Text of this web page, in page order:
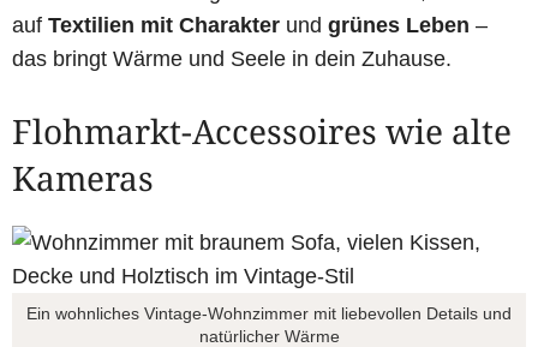
auf Textilien mit Charakter und grünes Leben –
das bringt Wärme und Seele in dein Zuhause.
Flohmarkt-Accessoires wie alte
Kameras
Ein wohnliches Vintage-Wohnzimmer mit liebevollen Details und
natürlicher Wärme